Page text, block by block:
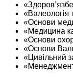
«Валеологія
«Основи
«Медицина
«Основи
«Основи
«Цивільний
«Менеджмент